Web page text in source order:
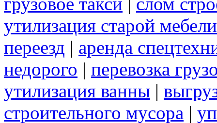
утилизация старой мебели
переезд | аренда
недорого | перевозка
утилизация ванны |
строительного мусора |